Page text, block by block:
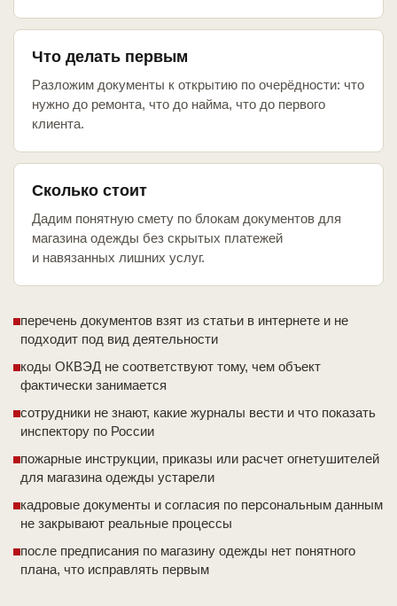
Что делать первым
Разложим документы к открытию по очерёдности: что
нужно до ремонта, что до найма, что до первого
клиента.
Сколько стоит
Дадим понятную смету по блокам документов для
магазина одежды без скрытых платежей
и навязанных лишних услуг.
перечень документов взят из статьи в интернете и не
подходит под вид деятельности
коды ОКВЭД не соответствуют тому, чем объект
фактически занимается
сотрудники не знают, какие журналы вести и что показать
инспектору по России
пожарные инструкции, приказы или расчет огнетушителей
для магазина одежды устарели
кадровые документы и согласия по персональным данным
не закрывают реальные процессы
после предписания по магазину одежды нет понятного
плана, что исправлять первым